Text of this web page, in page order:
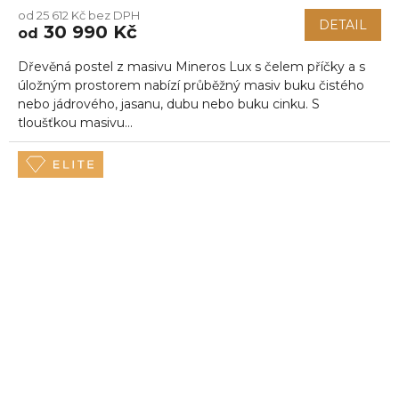
od 25 612 Kč bez DPH
od 30 990 Kč DETAIL
Dřevěná postel z masivu Mineros Lux s čelem příčky a s
úložným prostorem nabízí průběžný masiv buku čistého
nebo jádrového, jasanu, dubu nebo buku cinku. S
tloušťkou masivu...